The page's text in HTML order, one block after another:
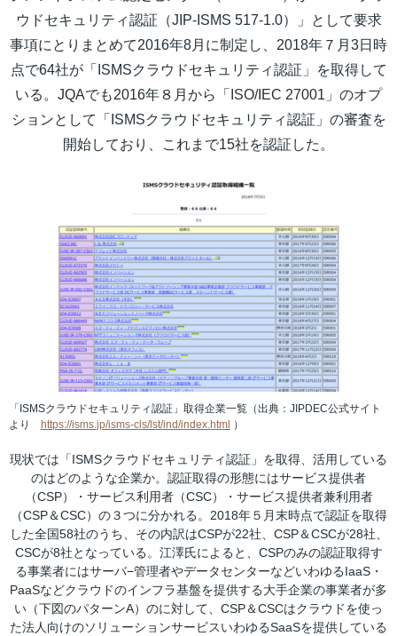
ウドセキュリティ認証（JIP-ISMS 517-1.0）」として要求
事項にとりまとめて2016年8月に制定し、2018年７月3日時
点で64社が「ISMSクラウドセキュリティ認証」を取得して
いる。JQAでも2016年８月から「ISO/IEC 27001」のオプ
ションとして「ISMSクラウドセキュリティ認証」の審査を
開始しており、これまで15社を認証した。
「ISMSクラウドセキュリティ認証」取得企業一覧（出典：JIPDEC公式サイト
より
https://isms.jp/isms-cls/lst/ind/index.html ）
現状では「ISMSクラウドセキュリティ認証」を取得、活用している
のはどのような企業か。認証取得の形態にはサービス提供者
（CSP）・サービス利用者（CSC）・サービス提供者兼利用者
（CSP＆CSC）の３つに分かれる。2018年５月末時点で認証を取得
した全国58社のうち、その内訳はCSPが22社、CSP＆CSCが28社、
CSCが8社となっている。江澤氏によると、CSPのみの認証取得す
る事業者にはサーバ−管理者やデータセンターなどいわゆるIaaS・
PaaSなどクラウドのインフラ基盤を提供する大手企業の事業者が多
い（下図のパターンA）のに対して、CSP＆CSCはクラウドを使っ
た法人向けのソリューションサービスいわゆるSaaSを提供している